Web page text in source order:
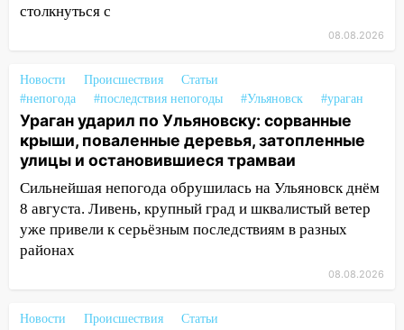
13:35 Непогода продолжает бить по
13:22
Упавшие деревья перекрыли
дороги в Ульяновске: фото
13:17 Непогода в Ульяновске не
закончится сегодня: сильные ливни
сохранятся 9 августа
13:15
Трижды «брал в долг» без спроса:
житель Вешкаймского района похитил у
знакомого 191 тысячу рублей
проспекте Филатова в Ульяновске
столкнуться с
08.08.2026
Новости Происшествия
Статьи
#непогода
#последствия непогоды #Ульяновск #ураган
Ураган ударил по Ульяновску: сорванные
крыши, поваленные деревья, затопленные
улицы и остановившиеся трамваи
Сильнейшая непогода обрушилась на Ульяновск днём
8 августа. Ливень, крупный град и шквалистый ветер
уже привели к серьёзным последствиям в разных
районах
08.08.2026
Новости Происшествия
Статьи